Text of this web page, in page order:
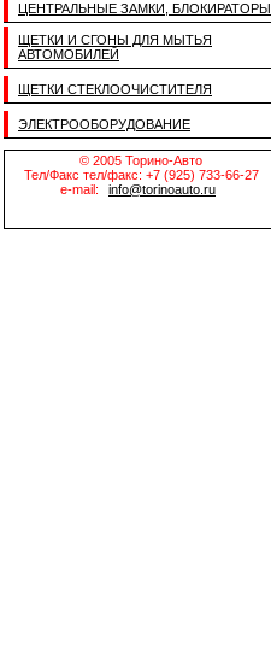
ЦЕНТРАЛЬНЫЕ ЗАМКИ, БЛОКИРАТОРЫ
ЩЕТКИ И СГОНЫ ДЛЯ МЫТЬЯ
АВТОМОБИЛЕЙ
ЩЕТКИ СТЕКЛООЧИСТИТЕЛЯ
ЭЛЕКТРООБОРУДОВАНИЕ
© 2005 Торино-Авто
Тел/Факс тел/факс: +7 (925) 733-66-27
e-mail:
info@torinoauto.ru